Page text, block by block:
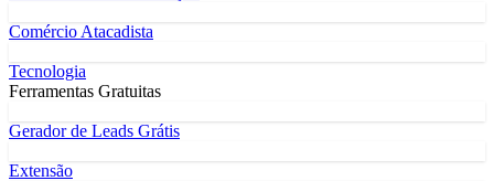
Comércio Atacadista
Tecnologia
Ferramentas Gratuitas
Gerador de Leads Grátis
Extensão